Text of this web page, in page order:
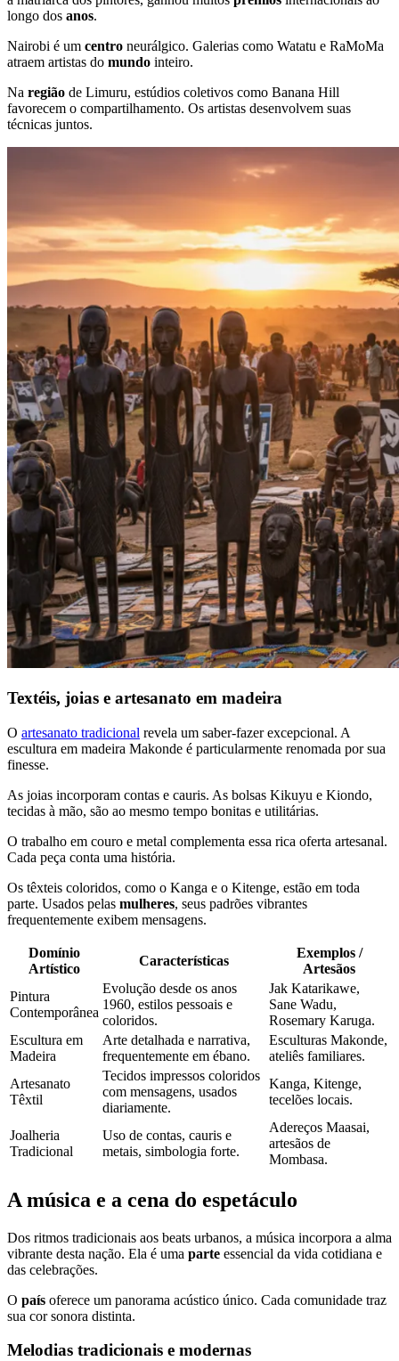
longo dos anos.
Nairobi é um centro neurálgico. Galerias como Watatu e RaMoMa
atraem artistas do mundo inteiro.
Na região de Limuru, estúdios coletivos como Banana Hill
favorecem o compartilhamento. Os artistas desenvolvem suas
técnicas juntos.
Textéis, joias e artesanato em madeira
O artesanato tradicional revela um saber-fazer excepcional. A
escultura em madeira Makonde é particularmente renomada por sua
finesse.
As joias incorporam contas e cauris. As bolsas Kikuyu e Kiondo,
tecidas à mão, são ao mesmo tempo bonitas e utilitárias.
O trabalho em couro e metal complementa essa rica oferta artesanal.
Cada peça conta uma história.
Os têxteis coloridos, como o Kanga e o Kitenge, estão em toda
parte. Usados pelas mulheres, seus padrões vibrantes
frequentemente exibem mensagens.
Domínio
Artístico
Características
Exemplos /
Artesãos
Pintura
Contemporânea
Evolução desde os anos
1960, estilos pessoais e
coloridos.
Jak Katarikawe,
Sane Wadu,
Rosemary Karuga.
Escultura em
Madeira
Arte detalhada e narrativa,
frequentemente em ébano.
Esculturas Makonde,
ateliês familiares.
Artesanato
Têxtil
Tecidos impressos coloridos
com mensagens, usados
diariamente.
Kanga, Kitenge,
tecelões locais.
Joalheria
Tradicional
Uso de contas, cauris e
metais, simbologia forte.
Adereços Maasai,
artesãos de
Mombasa.
A música e a cena do espetáculo
Dos ritmos tradicionais aos beats urbanos, a música incorpora a alma
vibrante desta nação. Ela é uma parte essencial da vida cotidiana e
das celebrações.
O país oferece um panorama acústico único. Cada comunidade traz
sua cor sonora distinta.
Melodias tradicionais e modernas